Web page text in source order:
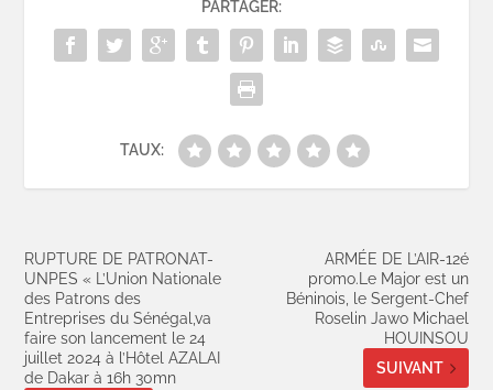
PARTAGER:
TAUX:
RUPTURE DE PATRONAT-
UNPES « L’Union Nationale
des Patrons des
Entreprises du Sénégal,va
faire son lancement le 24
juillet 2024 à l’Hôtel AZALAI
de Dakar à 16h 30mn
ARMÉE DE L’AIR-12é
promo.Le Major est un
Béninois, le Sergent-Chef
Roselin Jawo Michael
HOUINSOU
SUIVANT